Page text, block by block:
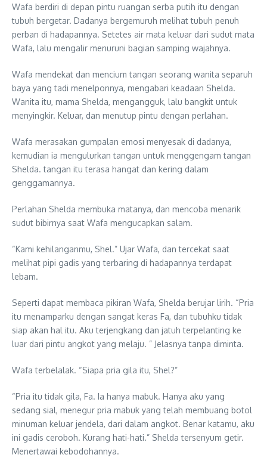
Wafa berdiri di depan pintu ruangan serba putih itu dengan
tubuh bergetar. Dadanya bergemuruh melihat tubuh penuh
perban di hadapannya. Setetes air mata keluar dari sudut mata
Wafa, lalu mengalir menuruni bagian samping wajahnya.
Wafa mendekat dan mencium tangan seorang wanita separuh
baya yang tadi menelponnya, mengabari keadaan Shelda.
Wanita itu, mama Shelda, mengangguk, lalu bangkit untuk
menyingkir. Keluar, dan menutup pintu dengan perlahan.
Wafa merasakan gumpalan emosi menyesak di dadanya,
kemudian ia mengulurkan tangan untuk menggengam tangan
Shelda. tangan itu terasa hangat dan kering dalam
genggamannya.
Perlahan Shelda membuka matanya, dan mencoba menarik
sudut bibirnya saat Wafa mengucapkan salam.
“Kami kehilanganmu, Shel.” Ujar Wafa, dan tercekat saat
melihat pipi gadis yang terbaring di hadapannya terdapat
lebam.
Seperti dapat membaca pikiran Wafa, Shelda berujar lirih. “Pria
itu menamparku dengan sangat keras Fa, dan tubuhku tidak
siap akan hal itu. Aku terjengkang dan jatuh terpelanting ke
luar dari pintu angkot yang melaju. ” Jelasnya tanpa diminta.
Wafa terbelalak. “Siapa pria gila itu, Shel?”
“Pria itu tidak gila, Fa. Ia hanya mabuk. Hanya aku yang
sedang sial, menegur pria mabuk yang telah membuang botol
minuman keluar jendela, dari dalam angkot. Benar katamu, aku
ini gadis ceroboh. Kurang hati-hati.” Shelda tersenyum getir.
Menertawai kebodohannya.